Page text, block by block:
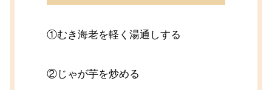
①むき海老を軽く湯通しする
②じゃが芋を炒める